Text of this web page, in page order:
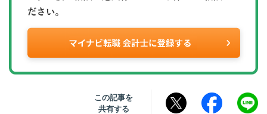
この記事を
共有する